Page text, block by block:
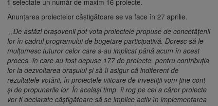
Anunțarea proiectelor câștigătoare se va face în 27 aprilie.
,,De astăzi brașovenii pot vota proiectele propuse de concetățenii
lor în cadrul programului de bugetare participativă. Doresc să le
mulțumesc tuturor celor care s-au implicat până acum în acest
proces, în care au fost depuse 177 de proiecte, pentru contribuția
lor la dezvoltarea orașului și să îi asigur că indiferent de
rezultatele votării, în proiectele viitoare de investiții vom ține cont
și de propunerile lor. În același timp, îi rog pe cei a căror proiecte
vor fi declarate câștigătoare să se implice activ în implementarea